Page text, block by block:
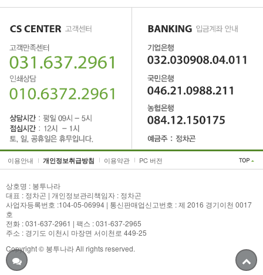
이용안내 개인정보취급방침 이용약관 PC 버전
상호명 : 봉투나라
대표 : 정차곤 | 개인정보관리책임자 : 정차곤
사업자등록번호 :104-05-06994 | 통신판매업신고번호 : 제 2016 경기이천 0017
호
전화 : 031-637-2961 | 팩스 : 031-637-2965
주소 : 경기도 이천시 마장면 서이천로 449-25
Copyright © 봉투나라 All rights reserved.